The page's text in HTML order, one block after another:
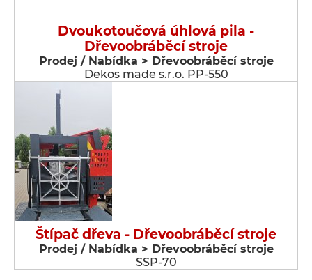
Dvoukotoučová úhlová pila -
Dřevoobráběcí stroje
Prodej / Nabídka > Dřevoobráběcí stroje
Dekos made s.r.o. PP-550
Štípač dřeva - Dřevoobráběcí stroje
Prodej / Nabídka > Dřevoobráběcí stroje
SSP-70